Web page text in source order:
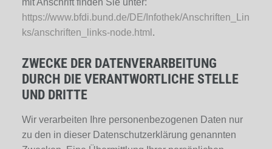
https://www.bfdi.bund.de/DE/Infothek/Anschriften_Lin
ks/anschriften_links-node.html .
ZWECKE DER DATENVERARBEITUNG
DURCH DIE VERANTWORTLICHE STELLE
UND DRITTE
Wir verarbeiten Ihre personenbezogenen Daten nur
zu den in dieser Datenschutzerklärung genannten